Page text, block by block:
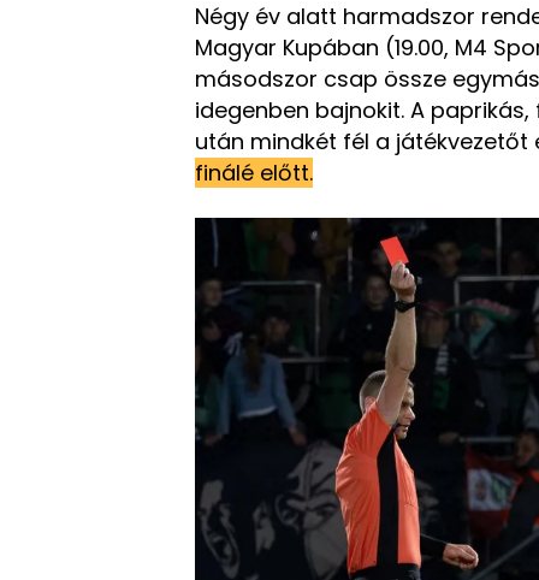
Négy év alatt harmadszor
Magyar Kupában (19.00, M4
másodszor csap össze
idegenben bajnokit. A
után mindkét fél a játékvezetőt
finálé előtt.